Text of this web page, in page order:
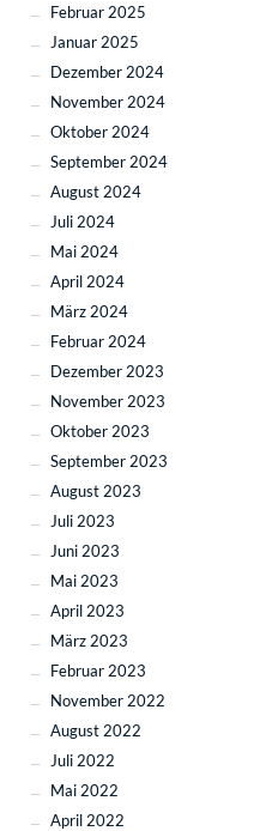
Februar 2025
Januar 2025
Dezember 2024
November 2024
Oktober 2024
September 2024
August 2024
Juli 2024
Mai 2024
April 2024
März 2024
Februar 2024
Dezember 2023
November 2023
Oktober 2023
September 2023
August 2023
Juli 2023
Juni 2023
Mai 2023
April 2023
März 2023
Februar 2023
November 2022
August 2022
Juli 2022
Mai 2022
April 2022